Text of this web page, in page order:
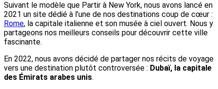
Suivant le modèle que Partir à New York, nous avons lancé en
2021 un site dédié à l’une de nos destinations coup de cœur :
Rome, la capitale italienne et son musée à ciel ouvert. Nous y
partageons nos meilleurs conseils pour découvrir cette ville
fascinante.
En 2022, nous avons décidé de partager nos récits de voyage
vers une destination plutôt controversée : Dubaï, la capitale
des Émirats arabes unis.